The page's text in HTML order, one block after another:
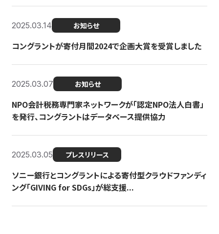
2025.03.14 お知らせ
コングラントが寄付月間2024で企画大賞を受賞しました
2025.03.07 お知らせ
NPO会計税務専門家ネットワークが「認定NPO法人白書」
を発行、コングラントはデータベース提供協力
2025.03.05 プレスリリース
ソニー銀行とコングラントによる寄付型クラウドファンディ
ング「GIVING for SDGs」が総支援...